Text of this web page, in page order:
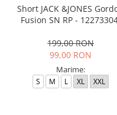
Short JACK &JONES
Fusion SN RP -
199,00 RON
99,00 RON
Marime:
S M L XL XXL